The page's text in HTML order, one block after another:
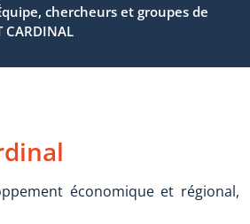
chercheurs et groupes de
CARDINAL
économique et régional,